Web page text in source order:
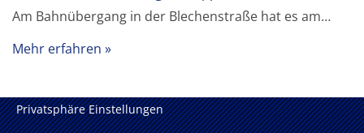
Am Bahnübergang in der Blechenstraße hat es am…
Mehr erfahren
Privatsphäre Einstellungen